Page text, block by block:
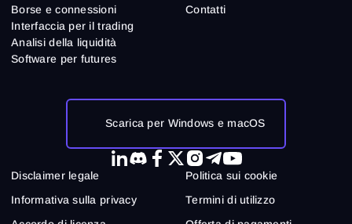
Borse e connessioni
Interfaccia per il trading
Analisi della liquidità
Software per futures
Contatti
Scarica per Windows e macOS
Disclaimer legale
Politica sui cookie
Informativa sulla privacy
Termini di utilizzo